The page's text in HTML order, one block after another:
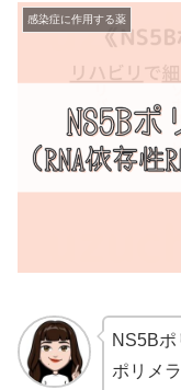
感染症に作用する薬
NS5B
ポリメ